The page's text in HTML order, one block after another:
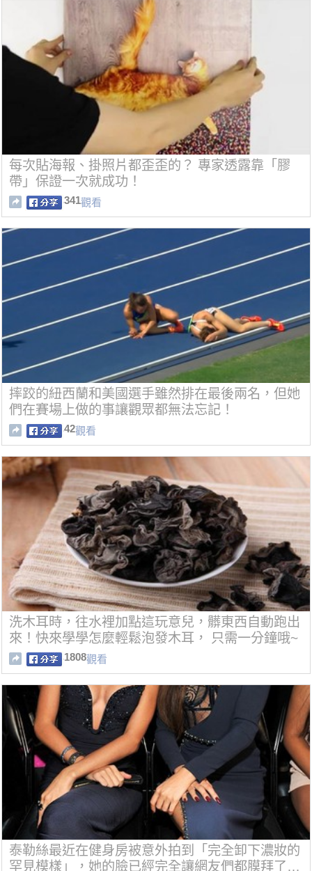
每次貼海報、掛照片都歪歪的？ 專家透露靠「膠
帶」保證一次就成功！
341觀看
摔跤的紐西蘭和美國選手雖然排在最後兩名，但她
們在賽場上做的事讓觀眾都無法忘記！
42觀看
洗木耳時，往水裡加點這玩意兒，髒東西自動跑出
來！快來學學怎麼輕鬆泡發木耳， 只需一分鐘哦~
1808觀看
泰勒絲最近在健身房被意外拍到「完全卸下濃妝的
罕見模樣」，她的臉已經完全讓網友們都膜拜了…